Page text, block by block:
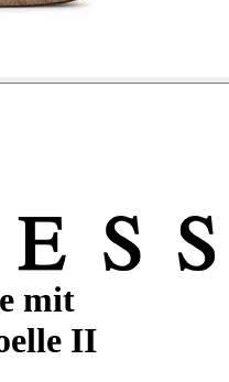
mit
II